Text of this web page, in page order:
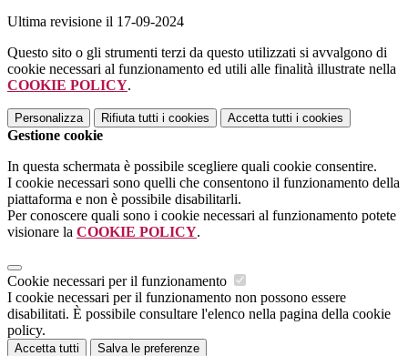
Ultima revisione il 17-09-2024
Questo sito o gli strumenti terzi da questo utilizzati si avvalgono di
cookie necessari al funzionamento ed utili alle finalità illustrate nella
COOKIE POLICY.
Personalizza Rifiuta tutti i cookies Accetta tutti i cookies
Gestione cookie
In questa schermata è possibile scegliere quali cookie consentire.
I cookie necessari sono quelli che consentono il funzionamento della
piattaforma e non è possibile disabilitarli.
Per conoscere quali sono i cookie necessari al funzionamento potete
visionare la COOKIE POLICY.
Cookie necessari per il funzionamento
I cookie necessari per il funzionamento non possono essere
disabilitati. È possibile consultare l'elenco nella pagina della cookie
policy.
Accetta tutti Salva le preferenze